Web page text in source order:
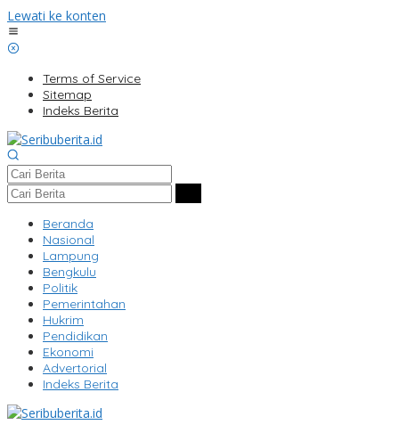
Lewati ke konten
Terms of Service
Sitemap
Indeks Berita
Beranda
Nasional
Lampung
Bengkulu
Politik
Pemerintahan
Hukrim
Pendidikan
Ekonomi
Advertorial
Indeks Berita